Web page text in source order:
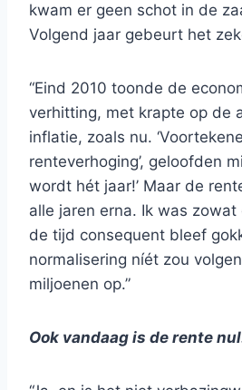
kwam er geen schot in de
Volgend jaar gebeurt het
“Eind 2010 toonde de
verhitting, met krapte op de
inflatie, zoals nu.
renteverhoging’, geloofden
wordt hét jaar!’ Maar de
alle jaren erna. Ik was
de tijd consequent bleef
normalisering níét zou
miljoenen op.”
Ook vandaag is de rente